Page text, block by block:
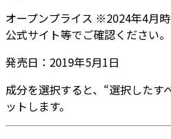
オープンプライス ※2024年4月
公式サイト等でご確認ください。
発売日： 2019年5月1日
成分を選択すると、“選択したす
ットします。